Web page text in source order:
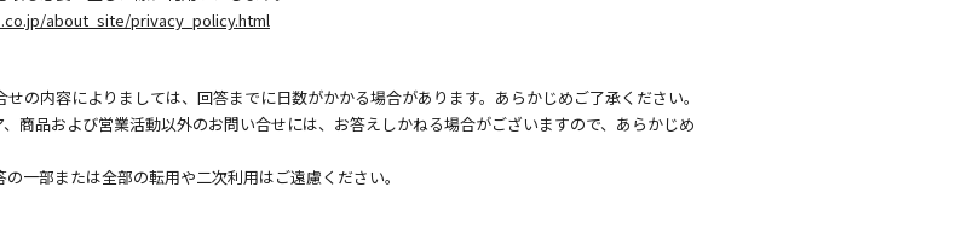
about_site/privacy_policy.html
の内容によりましては、回答までに日数がかかる場合があります。あらかじめご了承ください。
商品および営業活動以外のお問い合せには、お答えしかねる場合がございますので、あらかじめ
一部または全部の転用や二次利用はご遠慮ください。